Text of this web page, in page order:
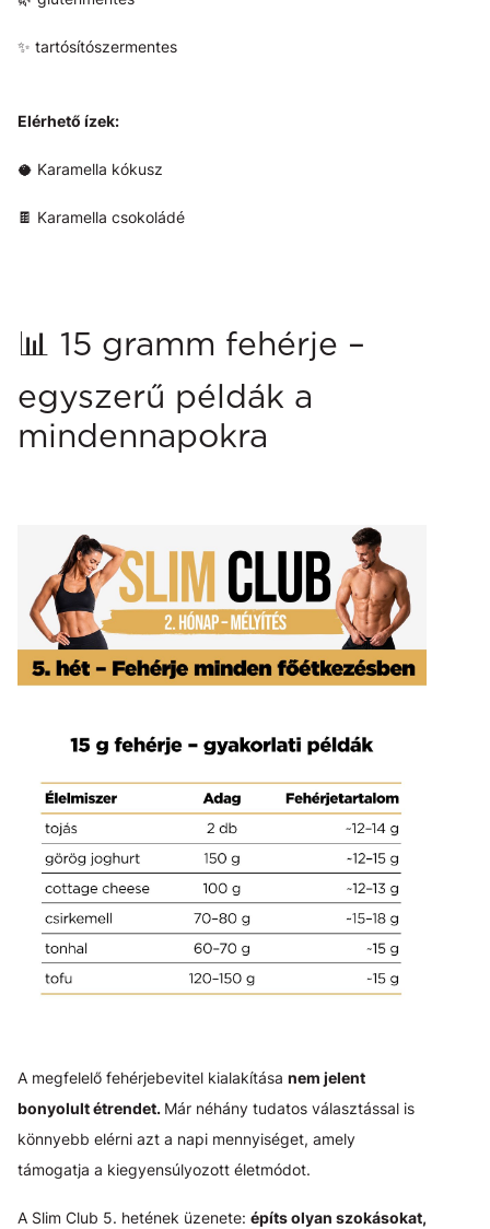
✨ tartósítószermentes
Elérhető ízek:
🥥 Karamella kókusz
🍫 Karamella csokoládé
📊 15 gramm fehérje –
egyszerű példák a
mindennapokra
A megfelelő fehérjebevitel kialakítása nem jelent
bonyolult étrendet. Már néhány tudatos választással is
könnyebb elérni azt a napi mennyiséget, amely
támogatja a kiegyensúlyozott életmódot.
A Slim Club 5. hetének üzenete: építs olyan szokásokat,